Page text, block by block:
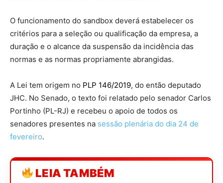
O funcionamento do sandbox deverá estabelecer os
critérios para a seleção ou qualificação da empresa, a
duração e o alcance da suspensão da incidência das
normas e as normas propriamente abrangidas.
A Lei tem origem no PLP 146/2019, do então deputado
JHC. No Senado, o texto foi relatado pelo senador Carlos
Portinho (PL-RJ) e recebeu o apoio de todos os
senadores presentes na sessão plenária do dia 24 de
fevereiro.
LEIA TAMBÉM